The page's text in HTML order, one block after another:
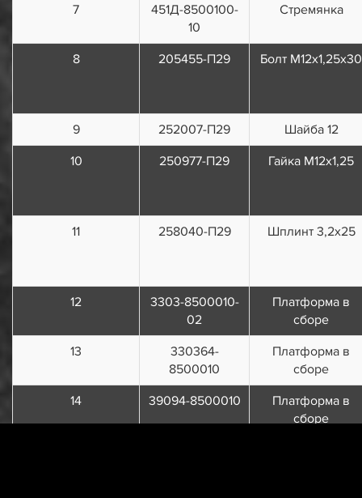
7
451Д-8500100-
10
Стремянка
8 205455-П29 Болт М12х1,25х30
9 252007-П29
Шайба 12
10
250977-П29 Гайка М12х1,25
11 258040-П29 Шплинт 3,2х25
12
3303-8500010-
02
Платформа в
сборе
13
330364-
8500010
Платформа в
сборе
14
39094-8500010
Платформа в
сборе